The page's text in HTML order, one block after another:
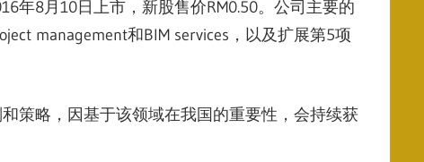
年8月10日上市，新股售价RM0.50。公司主要的
management和BIM services，以及扩展第5项
策略，因基于该领域在我国的重要性，会持续获